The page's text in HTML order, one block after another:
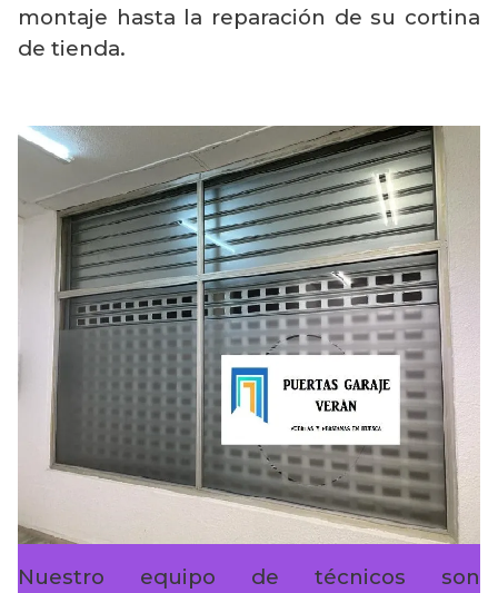
montaje hasta la reparación de su cortina
de tienda.
Nuestro equipo de técnicos son